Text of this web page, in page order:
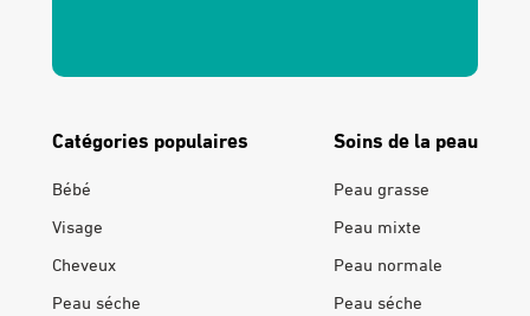
Catégories populaires
Bébé
Visage
Cheveux
Peau séche
Soins de la peau
Peau grasse
Peau mixte
Peau normale
Peau séche